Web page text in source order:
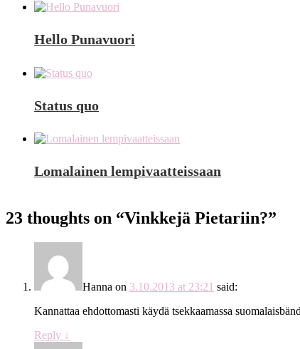
Hello Punavuori
Status quo
Lomalainen lempivaatteissaan
23 thoughts on “Vinkkejä Pietariin?”
Hanna on 3.10.2013 at 23:21 said:
Kannattaa ehdottomasti käydä tsekkaamassa
Reply ↓